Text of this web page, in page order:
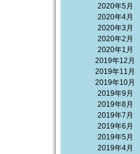
2020年5月
2020年4月
2020年3月
2020年2月
2020年1月
2019年12月
2019年11月
2019年10月
2019年9月
2019年8月
2019年7月
2019年6月
2019年5月
2019年4月